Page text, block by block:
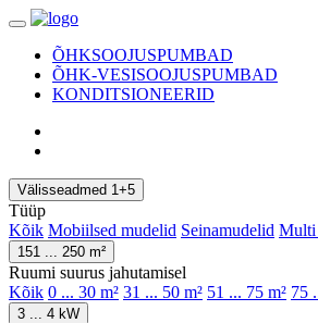
ÕHKSOOJUSPUMBAD
ÕHK-VESISOOJUSPUMBAD
KONDITSIONEERID
Välisseadmed 1+5
Tüüp
Kõik Mobiilsed mudelid Seinamudelid Multi
151 ... 250 m²
Ruumi suurus jahutamisel
Kõik 0 ... 30 m² 31 ... 50 m² 51 ... 75 m² 75
3 ... 4 kW